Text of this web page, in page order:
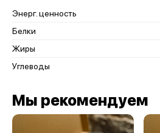
Энерг. ценность
Белки
Жиры
Углеводы
Мы рекомендуем